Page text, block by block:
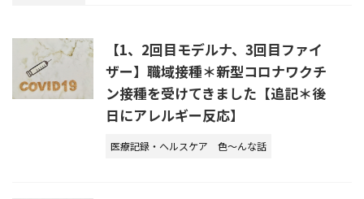
【1、2回目モデルナ、3回目ファイ
ザー】職域接種＊新型コロナワクチ
ン接種を受けてきました【追記＊後
日にアレルギー反応】
医療記録・ヘルスケア 色～んな話